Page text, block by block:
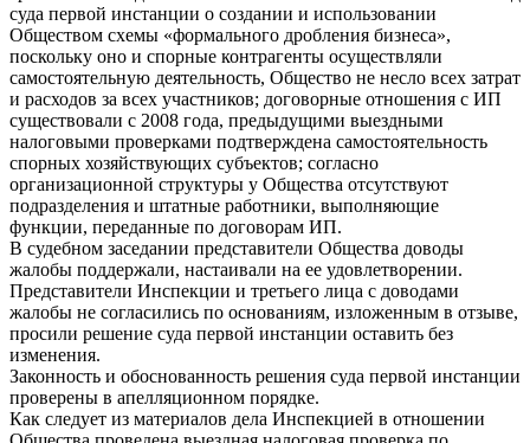
суда первой инстанции о создании и использовании
Обществом схемы «формального дробления бизнеса»,
поскольку оно и спорные контрагенты осуществляли
самостоятельную деятельность, Общество не несло всех затрат
и расходов за всех участников; договорные отношения с ИП
существовали с 2008 года, предыдущими выездными
налоговыми проверками подтверждена самостоятельность
спорных хозяйствующих субъектов; согласно
организационной структуры у Общества отсутствуют
подразделения и штатные работники, выполняющие
функции, переданные по договорам ИП.
В судебном заседании представители Общества доводы
жалобы поддержали, настаивали на ее удовлетворении.
Представители Инспекции и третьего лица с доводами
жалобы не согласились по основаниям, изложенным в отзыве,
просили решение суда первой инстанции оставить без
изменения.
Законность и обоснованность решения суда первой инстанции
проверены в апелляционном порядке.
Как следует из материалов дела Инспекцией в отношении